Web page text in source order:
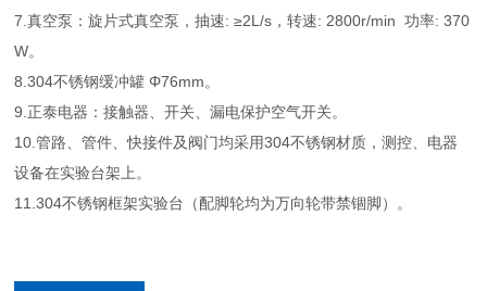
7.真空泵：旋片式真空泵，抽速: ≥2L/s，转速: 2800r/min 功率: 370
W。
8.304不锈钢缓冲罐 Φ76mm。
9.正泰电器：接触器、开关、漏电保护空气开关。
10.管路、管件、快接件及阀门均采用304不锈钢材质，测控、电器
设备在实验台架上。
11.304不锈钢框架实验台（配脚轮均为万向轮带禁锢脚）。